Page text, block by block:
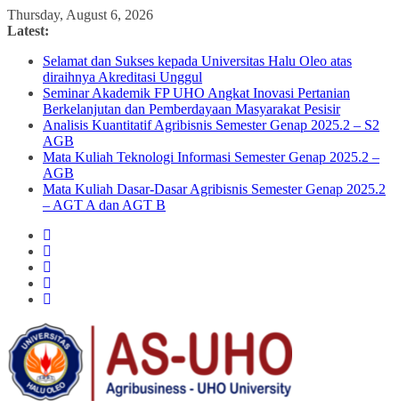
Skip
to
Thursday, August 6, 2026
Latest:
Selamat dan Sukses kepada Universitas Halu Oleo atas
diraihnya Akreditasi Unggul
Seminar Akademik FP UHO Angkat Inovasi Pertanian
Berkelanjutan dan Pemberdayaan Masyarakat Pesisir
Analisis Kuantitatif Agribisnis Semester Genap 2025.2 – S2
AGB
Mata Kuliah Teknologi Informasi Semester Genap 2025.2 –
AGB
Mata Kuliah Dasar-Dasar Agribisnis Semester Genap 2025.2
– AGT A dan AGT B